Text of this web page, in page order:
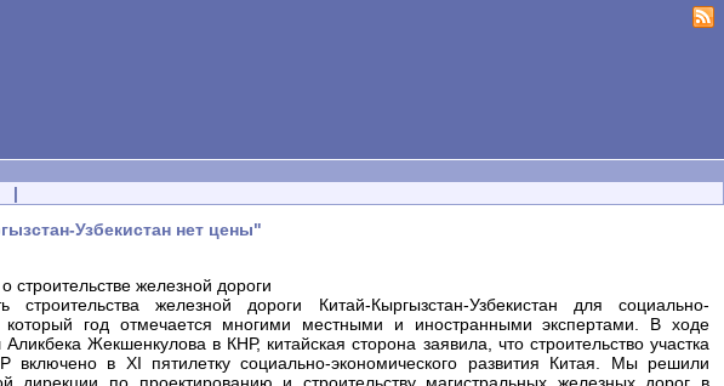
|
Узбекистан нет цены"
железной дороги
строительства железной дороги Китай-Кыргызстан-Узбекистан для социально-
который год отмечается многими местными и иностранными экспертами. В ходе
Жекшенкулова в КНР, китайская сторона заявила, что строительство участка
в XI пятилетку социально-экономического развития Китая. Мы решили